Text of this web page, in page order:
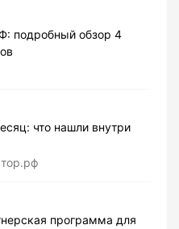
подробный обзор 4
что нашли внутри
программа для